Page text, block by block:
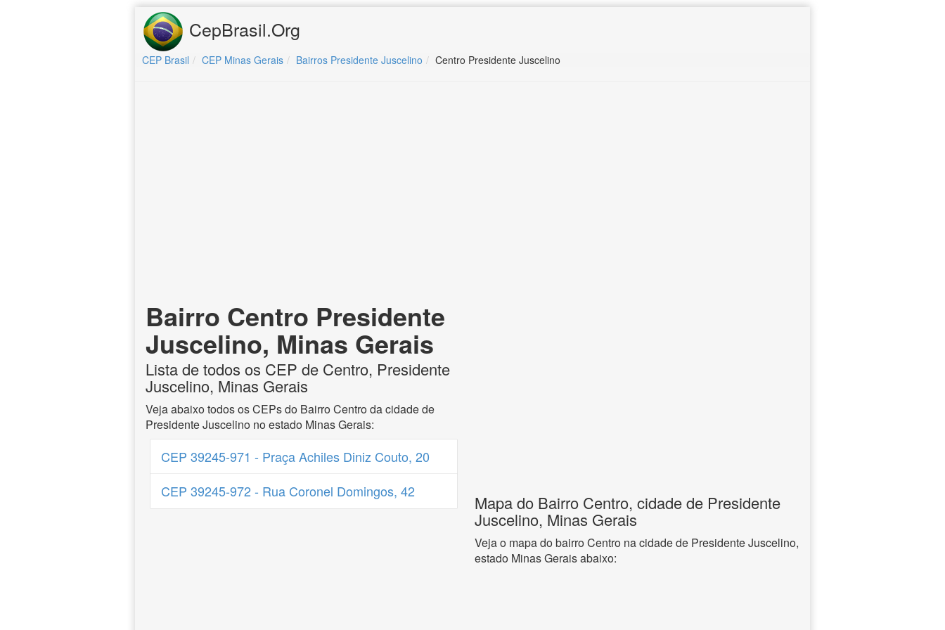
CepBrasil.Org
CEP Brasil CEP Minas Gerais Bairros Presidente Juscelino Centro Presidente Juscelino
Bairro Centro Presidente
Juscelino, Minas Gerais
Lista de todos os CEP de Centro, Presidente
Juscelino, Minas Gerais
Veja abaixo todos os CEPs do Bairro Centro da cidade de
Presidente Juscelino no estado Minas Gerais:
CEP 39245-971 - Praça Achiles Diniz Couto, 20
CEP 39245-972 - Rua Coronel Domingos, 42
Mapa do Bairro Centro, cidade de Presidente
Juscelino, Minas Gerais
Veja o mapa do bairro Centro na cidade de Presidente Juscelino,
estado Minas Gerais abaixo: